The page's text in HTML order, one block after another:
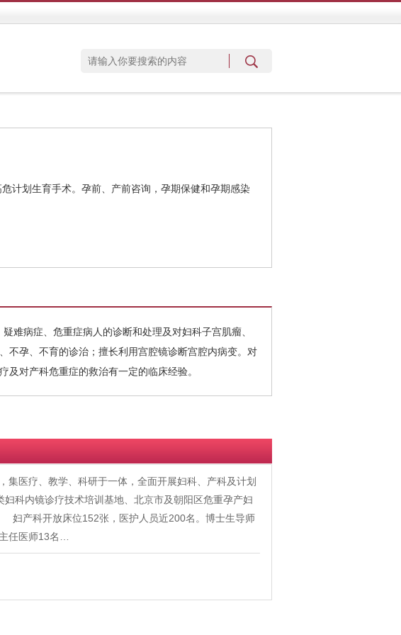
计划生育手术。孕前、产前咨询，孕期保健和孕期感染
难病症、危重症病人的诊断和处理及对妇科子宫肌瘤、
不孕、不育的诊治；擅长利用宫腔镜诊断宫腔内病变。对
对产科危重症的救治有一定的临床经验。
集医疗、教学、科研于一体，全面开展妇科、产科及计划
科内镜诊疗技术培训基地、北京市及朝阳区危重孕产妇
产科开放床位152张，医护人员近200名。博士生导师
任医师13名…